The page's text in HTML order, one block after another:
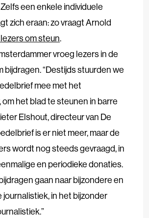
een enkele individuele
zich eraan: zo vraagt Arnold
om steun.
vroeg lezers in de
bijdragen. “Destijds stuurden we
mee met het
om het blad te steunen in barre
Elshout, directeur van De
is er niet meer, maar de
wordt nog steeds gevraagd, in
en periodieke donaties.
gaan naar bijzondere en
in het bijzonder